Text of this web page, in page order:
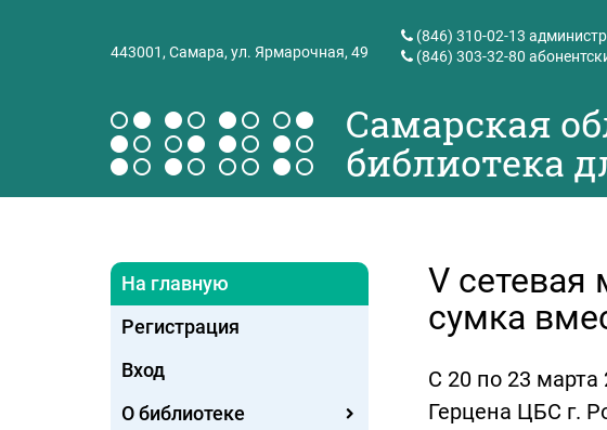
443001, Самара, ул. Ярмарочная, 49
(846) 310-02-13
(846) 303-32-80
Самарская
библиотека
На главную
Регистрация
Вход
О библиотеке
V сетевая
сумка
С 20 по 23
Герцена ЦБС г.